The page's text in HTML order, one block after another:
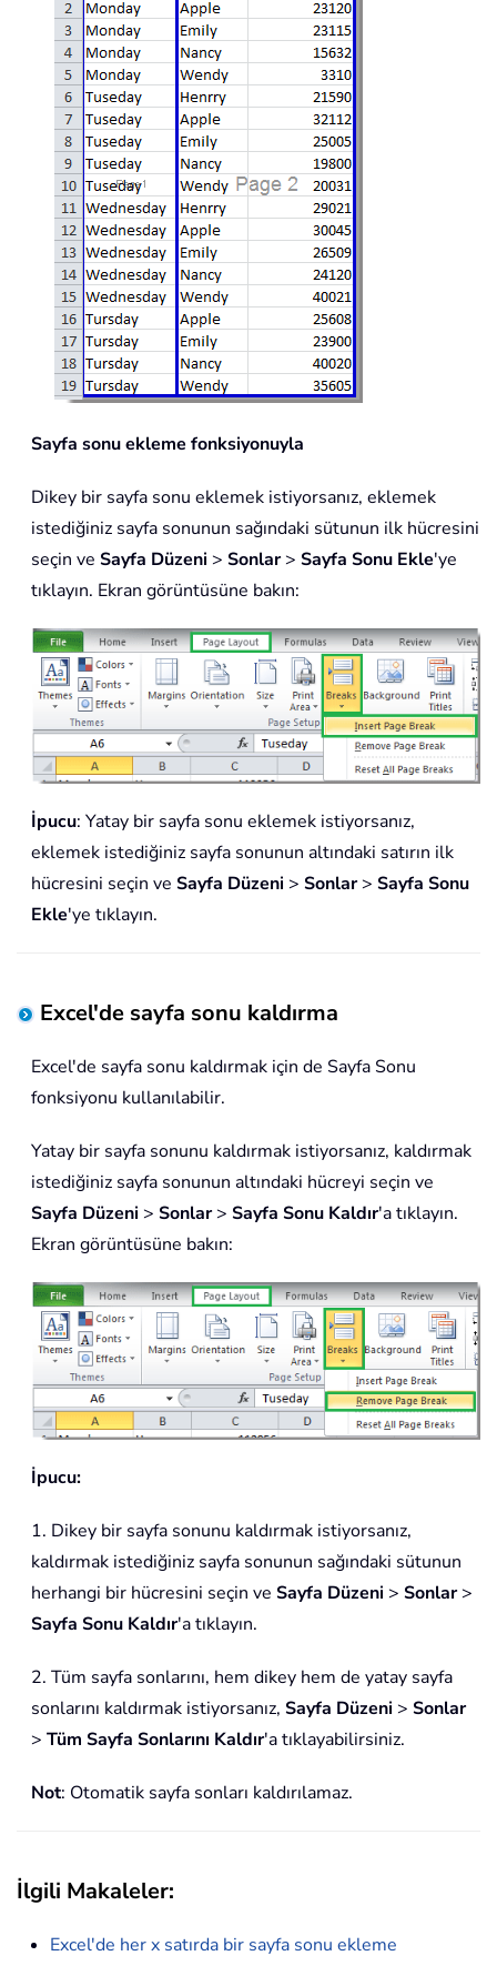
Sayfa sonu ekleme fonksiyonuyla
Dikey bir sayfa sonu eklemek istiyorsanız, eklemek
istediğiniz sayfa sonunun sağındaki sütunun ilk hücresini
seçin ve Sayfa Düzeni > Sonlar> Sayfa Sonu Ekle'ye
tıklayın. Ekran görüntüsüne bakın:
İpucu: Yatay bir sayfa sonu eklemek istiyorsanız,
eklemek istediğiniz sayfa sonunun altındaki satırın ilk
hücresini seçin ve Sayfa Düzeni > Sonlar> Sayfa Sonu
Ekle'ye tıklayın.
Excel'de sayfa sonu kaldırma
Excel'de sayfa sonu kaldırmak için de Sayfa Sonu
fonksiyonu kullanılabilir.
Yatay bir sayfa sonunu kaldırmak istiyorsanız, kaldırmak
istediğiniz sayfa sonunun altındaki hücreyi seçin ve
Sayfa Düzeni > Sonlar> Sayfa Sonu Kaldır'a tıklayın.
Ekran görüntüsüne bakın:
İpucu:
1. Dikey bir sayfa sonunu kaldırmak istiyorsanız,
kaldırmak istediğiniz sayfa sonunun sağındaki sütunun
herhangi bir hücresini seçin ve Sayfa Düzeni > Sonlar>
Sayfa Sonu Kaldır'a tıklayın.
2. Tüm sayfa sonlarını, hem dikey hem de yatay sayfa
sonlarını kaldırmak istiyorsanız, Sayfa Düzeni > Sonlar
> Tüm Sayfa Sonlarını Kaldır'a tıklayabilirsiniz.
Not: Otomatik sayfa sonları kaldırılamaz.
İlgili Makaleler:
Excel'de her x satırda bir sayfa sonu ekleme